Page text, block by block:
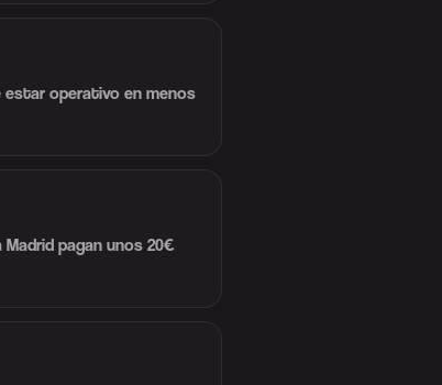
estar operativo en menos
pagan unos 20€